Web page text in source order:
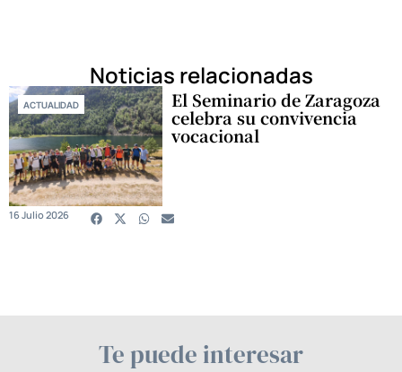
Noticias relacionadas
ACTUALIDAD El Seminario de Zaragoza
celebra su convivencia
vocacional
16 Julio 2026
Te puede interesar